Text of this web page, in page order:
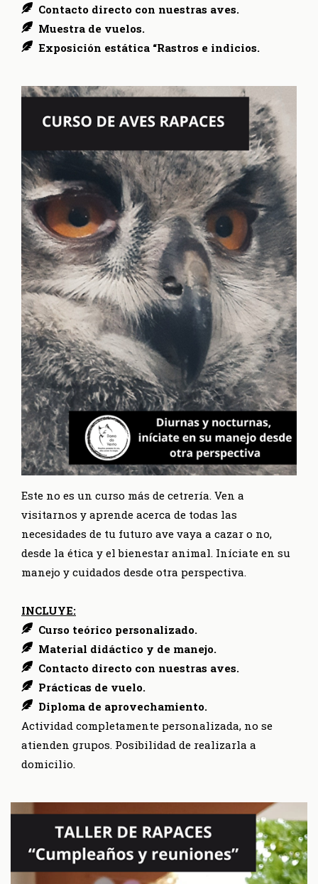
Contacto directo con nuestras aves.
Muestra de vuelos.
Exposición estática “Rastros e indicios.
Este no es un curso más de cetrería. Ven a
visitarnos y aprende acerca de todas las
necesidades de tu futuro ave vaya a cazar o no,
desde la ética y el bienestar animal. Iníciate en su
manejo y cuidados desde otra perspectiva.
INCLUYE:
Curso teórico personalizado.
Material didáctico y de manejo.
Contacto directo con nuestras aves.
Prácticas de vuelo.
Diploma de aprovechamiento.
Actividad completamente personalizada, no se
atienden grupos. Posibilidad de realizarla a
domicilio.